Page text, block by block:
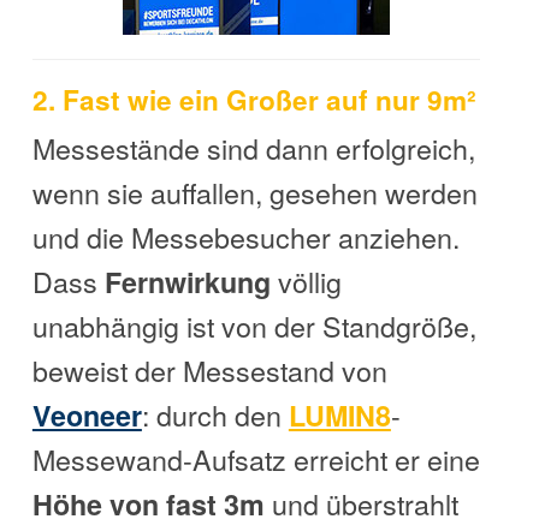
2. Fast wie ein Großer auf nur 9m²
Messestände sind dann erfolgreich,
wenn sie auffallen, gesehen werden
und die Messebesucher anziehen.
Dass Fernwirkung völlig
unabhängig ist von der Standgröße,
beweist der Messestand von
Veoneer: durch den LUMIN8-
Messewand-Aufsatz erreicht er eine
Höhe von fast 3m und überstrahlt